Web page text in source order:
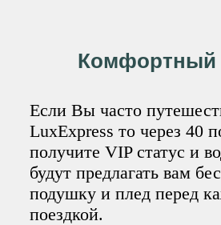
Комфортный
Если Вы часто
LuxExpress то через 40
получите VIP статус и
будут предлагать вам
подушку и плед перед
поездкой.